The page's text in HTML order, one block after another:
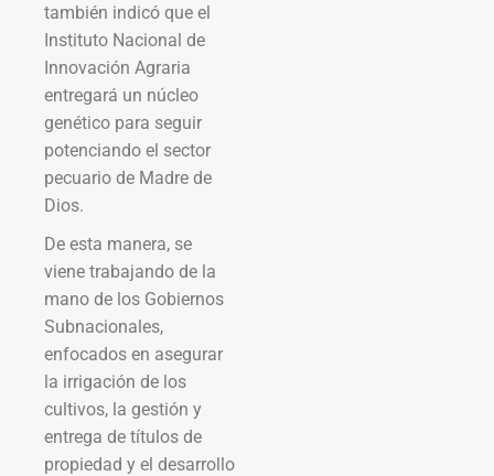
también indicó que el
Instituto Nacional de
Innovación Agraria
entregará un núcleo
genético para seguir
potenciando el sector
pecuario de Madre de
Dios.
De esta manera, se
viene trabajando de la
mano de los Gobiernos
Subnacionales,
enfocados en asegurar
la irrigación de los
cultivos, la gestión y
entrega de títulos de
propiedad y el desarrollo